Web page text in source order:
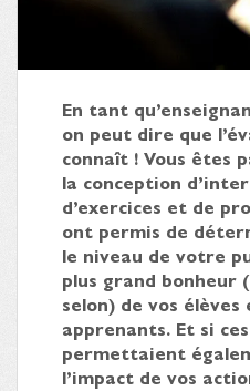
En tant
on peut dire que
connaît ! Vous êtes
la conception
d’exercices et de
ont permis de
le niveau de votre
plus grand bonheur
selon) de vos élèves
apprenants. Et si
permettaient
l’impact de vos